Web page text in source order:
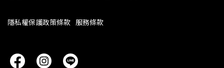
隱私權保護政策條款 服務條款